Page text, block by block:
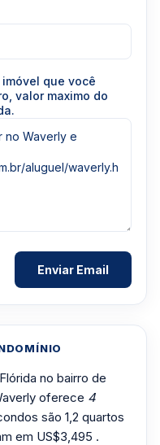
no bairro de
oferece 4
são 1,2 quartos
em US$3,495 .
que você
valor maximo do